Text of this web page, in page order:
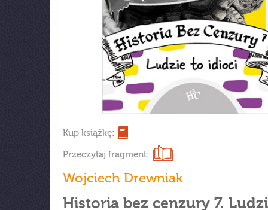
Kup książkę:
Przeczytaj fragment:
Wojciech Drewniak
Historia bez cenzury 7.